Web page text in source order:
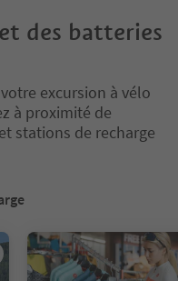
des batteries
excursion à vélo
à proximité de
stations de recharge
un onglet